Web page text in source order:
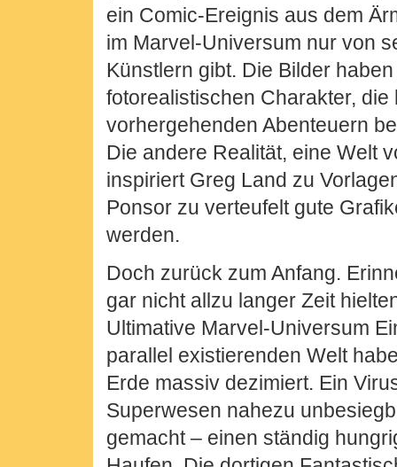
ein Comic-Ereignis aus dem
im Marvel-Universum nur von
Künstlern gibt. Die Bilder
fotorealistischen Charakter, die
vorhergehenden Abenteuern
Die andere Realität, eine Welt
inspiriert Greg Land zu
Ponsor zu verteufelt gute
werden.
Doch zurück zum Anfang.
gar nicht allzu langer Zeit
Ultimative Marvel-Universum
parallel existierenden Welt
Erde massiv dezimiert. Ein
Superwesen nahezu
gemacht – einen ständig